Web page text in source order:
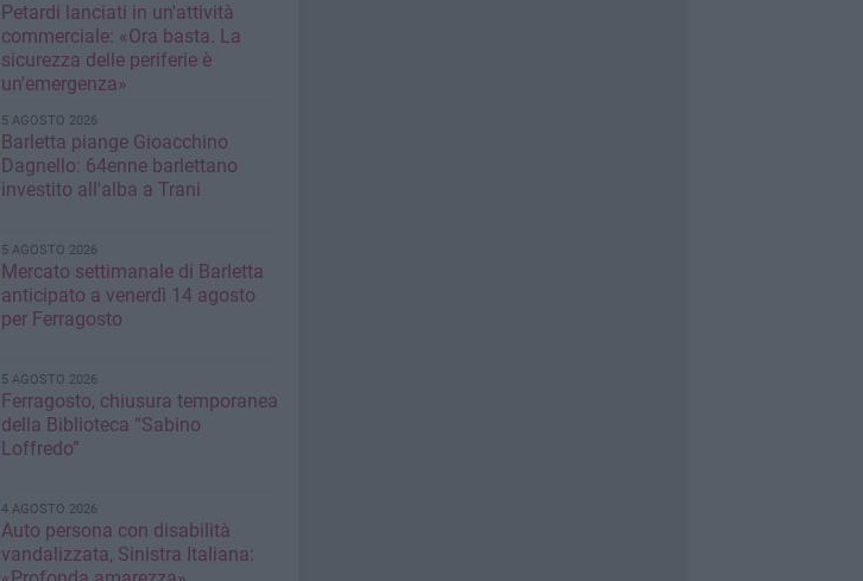
Petardi lanciati in un'attività
commerciale: «Ora basta. La
sicurezza delle periferie è
un'emergenza»
5 AGOSTO 2026
Barletta piange Gioacchino
Dagnello: 64enne barlettano
investito all'alba a Trani
5 AGOSTO 2026
Mercato settimanale di Barletta
anticipato a venerdì 14 agosto
per Ferragosto
5 AGOSTO 2026
Ferragosto, chiusura temporanea
della Biblioteca “Sabino
Loffredo”
4 AGOSTO 2026
Auto persona con disabilità
vandalizzata, Sinistra Italiana: